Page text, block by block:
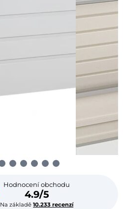
Hodnocení obchodu
4.9/5
Na základě10.233 recenzí